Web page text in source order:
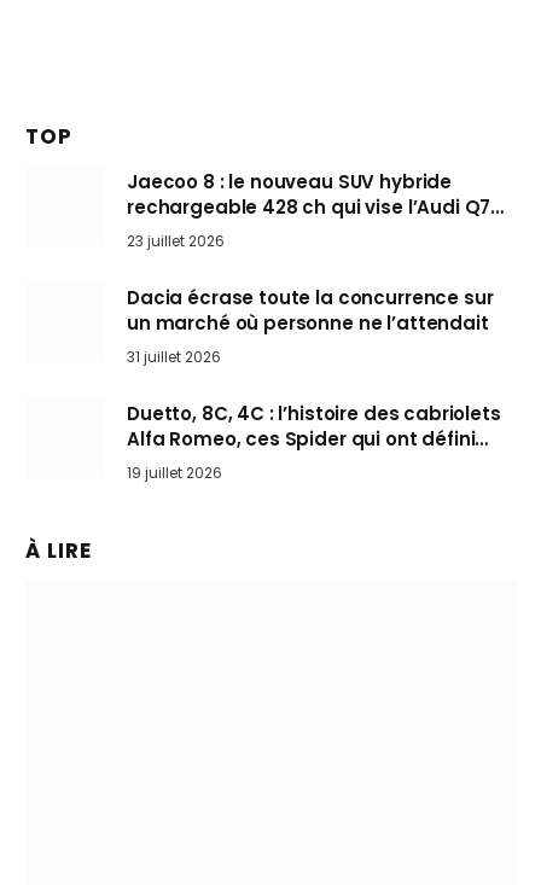
TOP
Jaecoo 8 : le nouveau SUV hybride
rechargeable 428 ch qui vise l’Audi Q7
arrive en Europe cet automne
23 juillet 2026
Dacia écrase toute la concurrence sur
un marché où personne ne l’attendait
31 juillet 2026
Duetto, 8C, 4C : l’histoire des cabriolets
Alfa Romeo, ces Spider qui ont défini
l’art de rouler cheveux au vent
19 juillet 2026
À LIRE